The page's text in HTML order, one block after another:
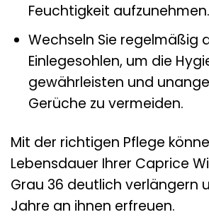
Feuchtigkeit aufzunehmen.
Wechseln Sie regelmäßig
Einlegesohlen, um die
gewährleisten und
Gerüche zu vermeiden.
Mit der richtigen Pflege
Lebensdauer Ihrer Caprice
Grau 36 deutlich verlängern
Jahre an ihnen erfreuen.